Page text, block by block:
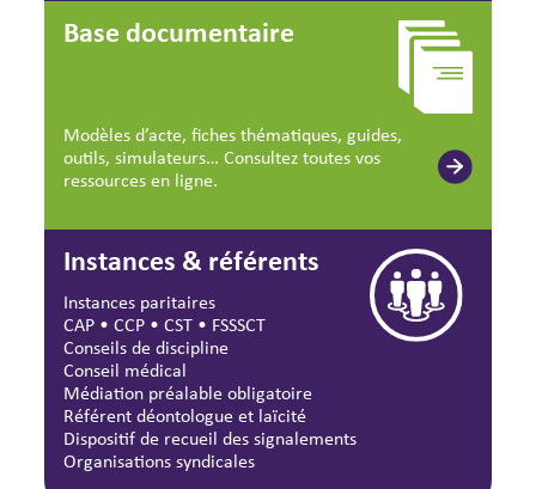
Base documentaire
Modèles d’acte, fiches thématiques, guides,
outils, simulateurs… Consultez toutes vos
ressources en ligne.
Instances & référents
Instances paritaires
CAP •CCP •CST • FSSSCT
Conseils de discipline
Conseil médical
Médiation préalable obligatoire
Référent déontologue et laïcité
Dispositif de recueil des signalements
Organisations syndicales